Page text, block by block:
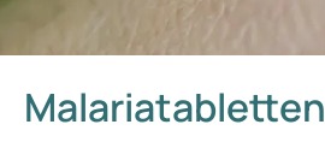
Malariatabletten